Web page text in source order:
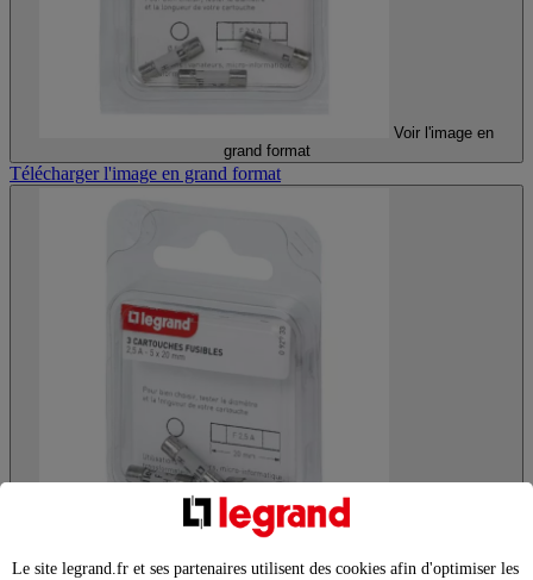
Voir l'image en
grand format
Télécharger l'image en grand format
Télécharger l'image en grand format
Le site legrand.fr et ses partenaires utilisent des cookies afin d'optimiser les